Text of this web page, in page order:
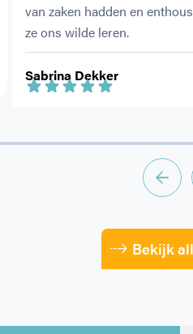
Sabrina Dekker
van zaken hadden en
ze ons wilde leren.
Bekijk